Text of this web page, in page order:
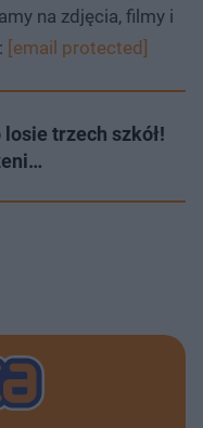
na zdjęcia, filmy i
[email protected]
trzech szkół!